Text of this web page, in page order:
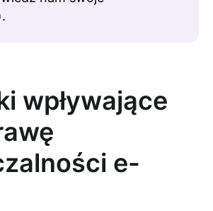
wpływające
e-